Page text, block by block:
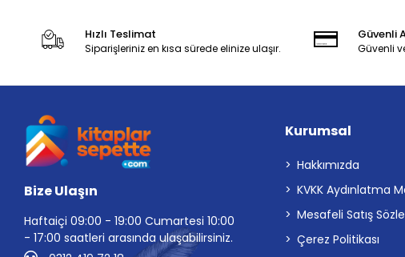
Hızlı Teslimat
Siparişleriniz en kısa sürede elinize ulaşır.
Güvenli
Güvenli
Bize Ulaşın
Haftaiçi 09:00 - 19:00 Cumartesi 10:00
- 17:00 saatleri arasında ulaşabilirsiniz.
Kurumsal
Hakkımızda
KVKK Aydınlatma
Mesafeli Satış
Çerez Politikası